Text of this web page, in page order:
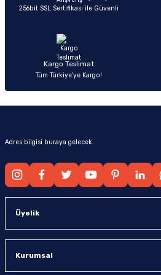
256bit SSL Sertifikası ile Güvenli
Kargo Teslimat
Tüm Türkiye’ye Kargo!
Adres bilgisi buraya gelecek.
Üyelik
Kurumsal